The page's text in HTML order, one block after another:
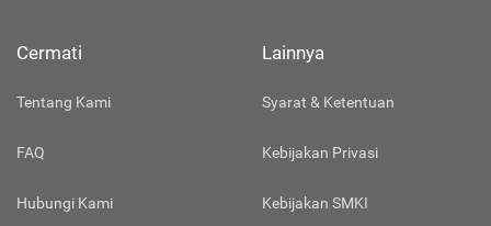
Cermati
Tentang Kami
FAQ
Hubungi Kami
Lainnya
Syarat & Ketentuan
Kebijakan Privasi
Kebijakan SMKI